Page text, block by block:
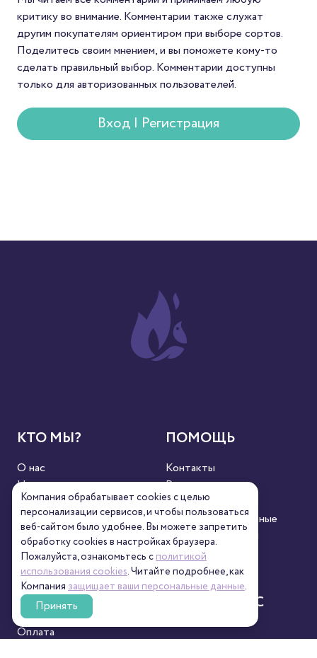
покупателей —
попробовать редкий
который редко
в массовой продаже.
критику во внимание. Комментарии также служат
другим покупателям ориентиром при выборе сортов.
Поделитесь своим мнением, и вы поможете кому-то
сделать правильный выбор. Комментарии доступны
только для авторизованных пользователей.
Вход | Регистрация
КТО МЫ?
О нас
Новости
Сертификаты
Пресса
Кофейни
ПОМОЩЬ
Контакты
Реквизиты
Полезное
Персональные данные
Пользовательский
контент
СЕРВИС
Оплата
СВЯЖИТЕСЬ С
Компания обрабатывает cookies с целью
персонализации сервисов, и чтобы пользоваться
веб-сайтом было удобнее. Вы можете запретить
обработку сookies в настройках браузера.
Пожалуйста, ознакомьтесь сполитикой
использования cookies. Читайте подробнее, как
Компания защищает ваши персональные данные.
Принять